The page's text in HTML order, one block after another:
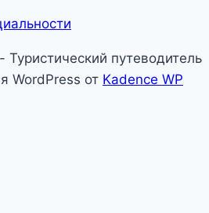
путеводитель
WordPress от Kadence WP